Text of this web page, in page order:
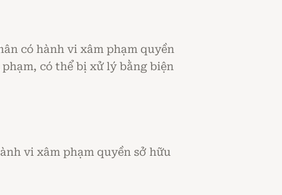
có hành vi xâm phạm quyền
­­có thể bị xử lý bằng biện
vi xâm phạm quyền sở hữu